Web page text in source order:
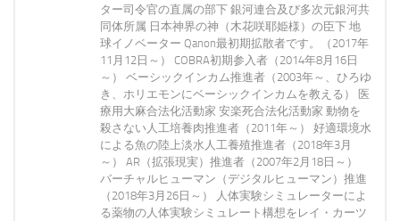
ター司令官の直属の部下 銀河連合及び多次元銀河共
同体所属 日本神界の神（木花咲耶姫様）の臣下 地
球イノベーター Qanon最初期拡散者です。（2017年
11月12日～） COBRA初期参入者（2014年8月16日
～） ベーシックインカム推進者（2003年～、ひろゆ
き、ホリエモンにベーシックインカムを教える） 医
療用大麻合法化活動家 安楽死合法化活動家 動物を
殺さない人工培養肉推進者（2011年～） 好適環境水
による魚の陸上淡水人工養殖推進者（2018年3月
～） AR（拡張現実）推進者（2007年2月18日～）
バーチャルヒューマン（デジタルヒューマン）推進
（2018年3月26日～） 人体実験シミュレーターによ
る薬物の人体実験シミュレート構想をレイ・カーツ